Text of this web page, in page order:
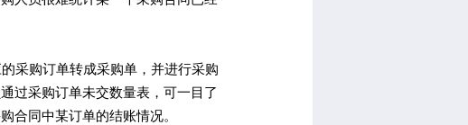
采购订单转成采购单，并进行采购
过采购订单未交数量表，可一目了
合同中某订单的结账情况。